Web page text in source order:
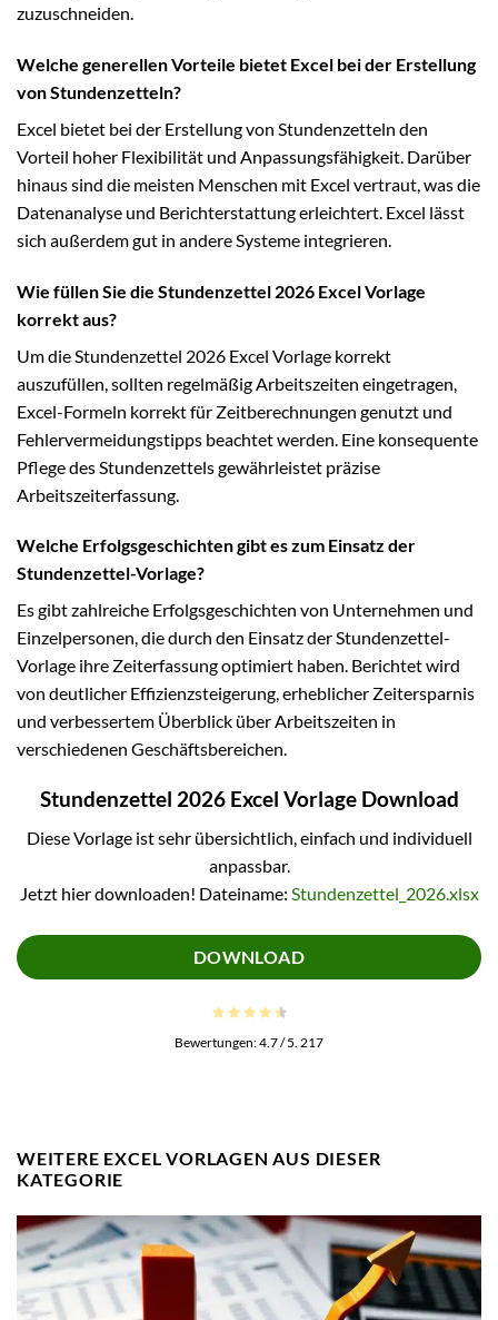
zuzuschneiden.
Welche generellen Vorteile bietet Excel bei der Erstellung
von Stundenzetteln?
Excel bietet bei der Erstellung von Stundenzetteln den
Vorteil hoher Flexibilität und Anpassungsfähigkeit. Darüber
hinaus sind die meisten Menschen mit Excel vertraut, was die
Datenanalyse und Berichterstattung erleichtert. Excel lässt
sich außerdem gut in andere Systeme integrieren.
Wie füllen Sie die Stundenzettel 2026 Excel Vorlage
korrekt aus?
Um die Stundenzettel 2026 Excel Vorlage korrekt
auszufüllen, sollten regelmäßig Arbeitszeiten eingetragen,
Excel-Formeln korrekt für Zeitberechnungen genutzt und
Fehlervermeidungstipps beachtet werden. Eine konsequente
Pflege des Stundenzettels gewährleistet präzise
Arbeitszeiterfassung.
Welche Erfolgsgeschichten gibt es zum Einsatz der
Stundenzettel-Vorlage?
Es gibt zahlreiche Erfolgsgeschichten von Unternehmen und
Einzelpersonen, die durch den Einsatz der Stundenzettel-
Vorlage ihre Zeiterfassung optimiert haben. Berichtet wird
von deutlicher Effizienzsteigerung, erheblicher Zeitersparnis
und verbessertem Überblick über Arbeitszeiten in
verschiedenen Geschäftsbereichen.
Stundenzettel 2026 Excel Vorlage Download
Diese Vorlage ist sehr übersichtlich, einfach und individuell
anpassbar.
Jetzt hier downloaden! Dateiname: Stundenzettel_2026.xlsx
DOWNLOAD
Bewertungen:4.7/ 5. 217
WEITERE EXCEL VORLAGEN AUS DIESER
KATEGORIE